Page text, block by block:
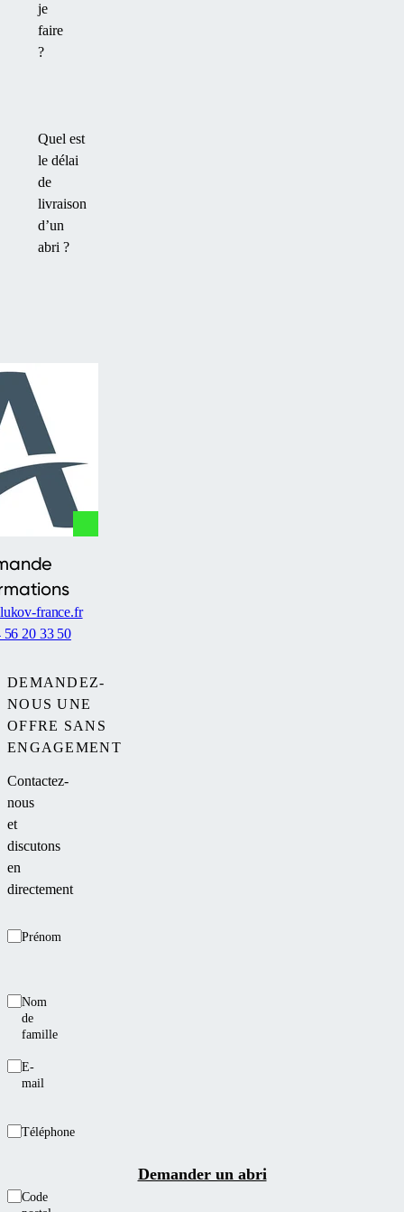
je
faire
?
Quel est
le délai
de
livraison
d’un
abri ?
DEMANDEZ-
NOUS UNE
OFFRE SANS
ENGAGEMENT
Contactez-
nous
et
discutons
en
directement
Prénom
Nom
de
famille
E-
mail
Téléphone
Code
france.fr
56 20 33 50
Demander un abri